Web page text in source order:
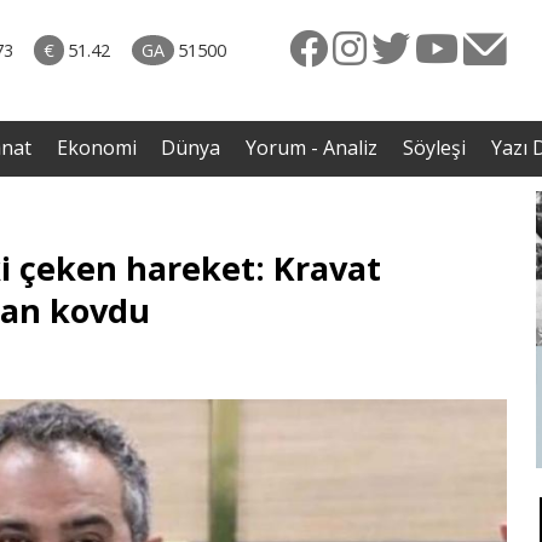
€ 51.42 GA 51500
• Gannuşi'nin serbest bırakılması için çağrı
Ekonomi Dünya Yorum - Analiz Söyleşi Yazı
çeken hareket: Kravat
kovdu